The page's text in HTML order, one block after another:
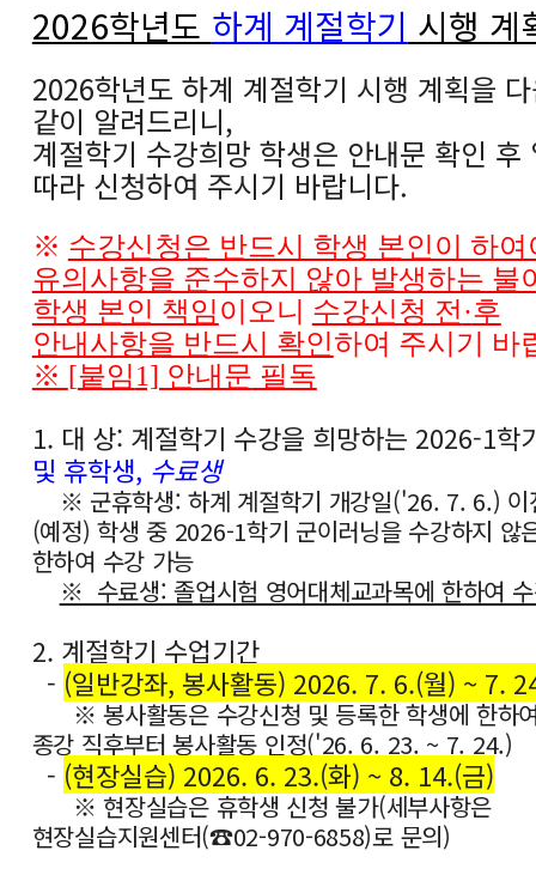
2026학년도 하계 계절학기 시행 계
2026학년도 하계 계절학기 시행 계획을
같이 알려드리니,
계절학기 수강희망 학생은 안내문 확인 후
따라 신청하여 주시기 바랍니다.
※ 수강신청은 반드시 학생 본인이 하여
유의사항을 준수하지 않아 발생하는 불
학생 본인 책임이오니 수강신청 전·후
안내사항을 반드시 확인하여 주시기 바
※ [붙임1] 안내문 필독
1. 대 상: 계절학기 수강을 희망하는 2026-1학
및 휴학생, 수료생
※ 군휴학생: 하계 계절학기 개강일('26. 7. 6.) 이
(예정) 학생 중 2026-1학기 군이러닝을 수강하지 않
한하여 수강 가능
※ 수료생: 졸업시험 영어대체교과목에 한하여
2. 계절학기 수업기간
- (일반강좌, 봉사활동) 2026. 7. 6.(월) ~ 7.
※ 봉사활동은 수강신청 및 등록한 학생에 한하
종강 직후부터 봉사활동 인정('26. 6. 23. ~ 7. 24.)
- (현장실습) 2026. 6. 23.(화) ~ 8. 14.(금)
※ 현장실습은 휴학생 신청 불가(세부사항은
현장실습지원센터(☎02-970-6858)로 문의)